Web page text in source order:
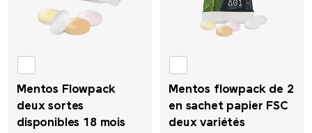
Mentos Flowpack
deux sortes
disponibles 18 mois
Mentos flowpack de 2
en sachet papier FSC
deux variétés
PEZ
Philips
PitchFix